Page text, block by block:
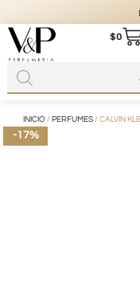
+56 9 3877
$0
INICIO / PERFUMES/ CALVIN
-17%